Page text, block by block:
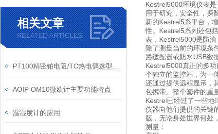
Kestrel5000环境仪表
用于研究，安全性，探
新的Kestrel5系平台，
性。Kestrel5系列还包
表，Kestrel5000是防
除了测量当前的环境条
路适配器或防水USB数
Kestrel5000真正的多
个独立的监控站，为一
还通过提供远程显示，
包携带。整个套件的重
Kestrel已经过了一些地
仪器向他们提供的关键
版，无论身处世界何处
测量：
相关文章
RELATED ARTICLES
AOIP OM10微欧计主要功能特点
温湿度计的应用